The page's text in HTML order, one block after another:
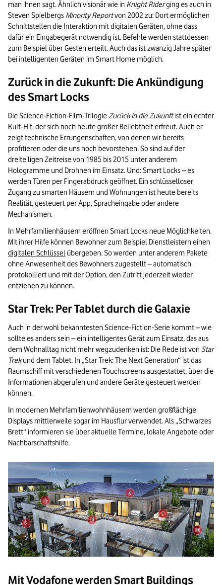
man ihnen sagt. Ähnlich visionär wie in Knight Riderging es auch in
Steven Spielbergs Minority Reportvon 2002 zu: Dort ermöglichen
Schnittstellen die Interaktion mit digitalen Geräten, ohne dass
dafür ein Eingabegerät notwendig ist. Befehle werden stattdessen
zum Beispiel über Gesten erteilt. Auch das ist zwanzig Jahre später
bei intelligenten Geräten im Smart Home möglich.
Zurück in die Zukunft: Die Ankündigung
des Smart Locks
Die Science-Fiction-Film-TrilogieZurück in die Zukunftist ein echter
Kult-Hit, der sich noch heute großer Beliebtheit erfreut. Auch er
zeigt technische Errungenschaften, von denen wir bereits
profitieren oder die uns noch bevorstehen. So sind auf der
dreiteiligen Zeitreise von 1985 bis 2015 unter anderem
Hologramme und Drohnen im Einsatz. Und: Smart Locks – es
werden Türen per Fingerabdruck geöffnet. Ein schlüsselloser
Zugang zu smarten Häusern und Wohnungen ist heute bereits
Realität, gesteuert per App, Spracheingabe oder andere
Mechanismen.
In Mehrfamilienhäusern eröffnen Smart Locks neue Möglichkeiten.
Mit ihrer Hilfe können Bewohner zum Beispiel Dienstleistern einen
digitalen Schlüssel übergeben. So werden unter anderem Pakete
ohne Anwesenheit des Bewohners zugestellt – automatisch
protokolliert und mit der Option, den Zutritt jederzeit wieder
entziehen zu können.
Star Trek: Per Tablet durch die Galaxie
Auch in der wohl bekanntesten Science-Fiction-Serie kommt – wie
sollte es anders sein – ein intelligentes Gerät zum Einsatz, das aus
dem Wohnalltag nicht mehr wegzudenken ist: Die Rede ist von Star
Trekund dem Tablet. In „Star Trek: The Next Generation“ ist das
Raumschiff mit verschiedenen Touchscreens ausgestattet, über die
Informationen abgerufen und andere Geräte gesteuert werden
können.
In modernen Mehrfamilienwohnhäusern werden großflächige
Displays mittlerweile sogar im Hausflur verwendet. Als „Schwarzes
Brett“ informieren sie über aktuelle Termine, lokale Angebote oder
Nachbarschaftshilfe.
Mit Vodafone werden Smart Buildings